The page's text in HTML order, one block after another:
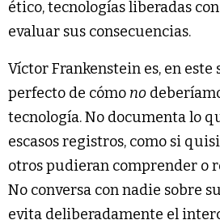
ético, tecnologías liberadas
evaluar sus consecuencias.
Víctor Frankenstein es, en
perfecto de cómo no
tecnología. No documenta lo
escasos registros, como si
otros pudieran comprender o
No conversa con nadie sobre
evita deliberadamente el